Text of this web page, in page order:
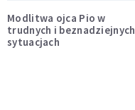
Modlitwa ojca Pio w
trudnych i beznadziejnych
sytuacjach